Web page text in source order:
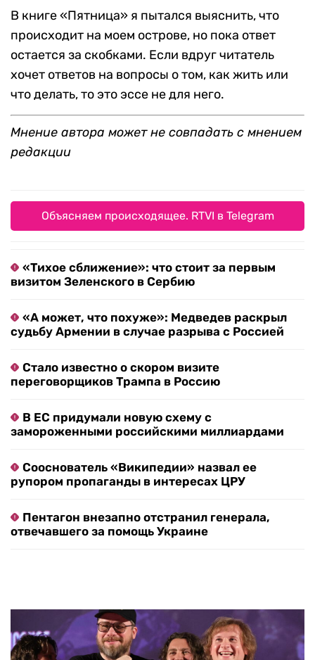
В книге «Пятница» я пытался выяснить, что
происходит на моем острове, но пока ответ
остается за скобками. Если вдруг читатель
хочет ответов на вопросы о том, как жить или
что делать, то это эссе не для него.
Мнение автора может не совпадать с мнением
редакции
Объясняем происходящее. RTVI в Telegram
«Тихое сближение»: что стоит за первым
визитом Зеленского в Сербию
«А может, что похуже»: Медведев раскрыл
судьбу Армении в случае разрыва с Россией
Стало известно о скором визите
переговорщиков Трампа в Россию
В ЕС придумали новую схему с
замороженными российскими миллиардами
Сооснователь «Википедии» назвал ее
рупором пропаганды в интересах ЦРУ
Пентагон внезапно отстранил генерала,
отвечавшего за помощь Украине